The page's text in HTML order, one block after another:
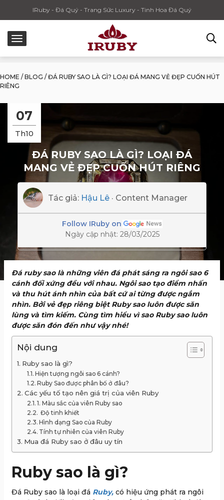
IRuby - Đá Quý - Trang Sức Luxury - Tinh Hoa Đá Quý
HOME / BLOG / ĐÁ RUBY SAO LÀ GÌ? LOẠI ĐÁ MANG VẺ ĐẸP CUỐN HÚT
RIÊNG
07
Th10
ĐÁ RUBY SAO LÀ GÌ? LOẠI ĐÁ
MANG VẺ ĐẸP CUỐN HÚT RIÊNG
Tác giả: Hậu Lê · Content Manager
Follow IRuby on
Ngày cập nhật: 28/03/2025
Đá ruby sao là những viên đá phát sáng ra ngôi sao 6
cánh đối xứng đều với nhau. Ngôi sao tạo điểm nhấn
và thu hút ánh nhìn của bất cứ ai từng được ngắm
nhìn. Bởi vẻ đẹp riêng biệt Ruby sao luôn được săn
lùng và tìm kiếm. Cùng tìm hiểu vì sao Ruby sao luôn
được săn đón đến như vậy nhé!
Nội dung
Ruby sao là gì?
Hiện tượng ngôi sao 6 cánh?
Ruby Sao được phân bố ở đâu?
Các yếu tố tạo nên giá trị của viên Ruby
1. Màu sắc của viên Ruby sao
Độ tinh khiết
Hình dạng Sao của Ruby
Tính tự nhiên của viên Ruby
Mua đá Ruby sao ở đâu uy tín
Ruby sao là gì?
Đá Ruby sao là loại đá Ruby, có hiệu ứng phát ra ngôi